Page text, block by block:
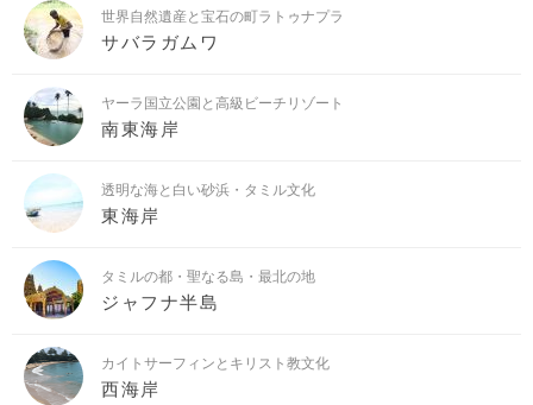
世界自然遺産と宝石の町ラトゥナプラ
サバラガムワ
ヤーラ国立公園と高級ビーチリゾート
南東海岸
透明な海と白い砂浜・タミル文化
東海岸
タミルの都・聖なる島・最北の地
ジャフナ半島
カイトサーフィンとキリスト教文化
西海岸